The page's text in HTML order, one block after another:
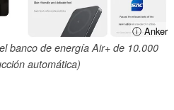
ⓘ Anker
banco de energía Air+ de 10.000
automática)